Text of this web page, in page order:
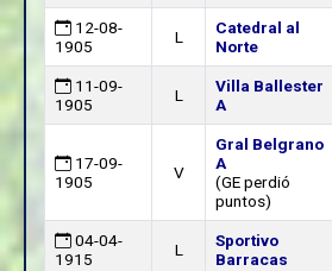
12-08-
1905
L
Catedral al
Norte
11-09-
1905
L
Villa Ballester
A
17-09-
1905
V
Gral Belgrano
A
(GE perdió
puntos)
04-04-
1915
L
Sportivo
Barracas